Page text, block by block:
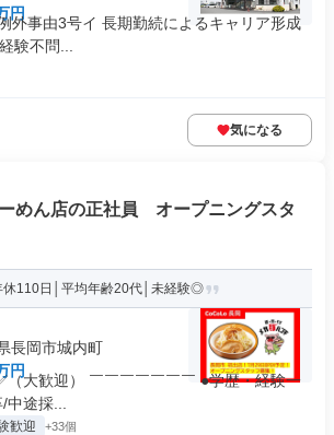
円
外事由3号イ 長期勤続によるキャリア形成
験不問...
気になる
めん店の正社員 オープニングスタ
休110日│平均年齢20代│未経験◎
長岡市城内町
円
（大歓迎） ￣￣￣￣￣￣￣ ●学歴・経験⼀
途採...
歓迎 +33個